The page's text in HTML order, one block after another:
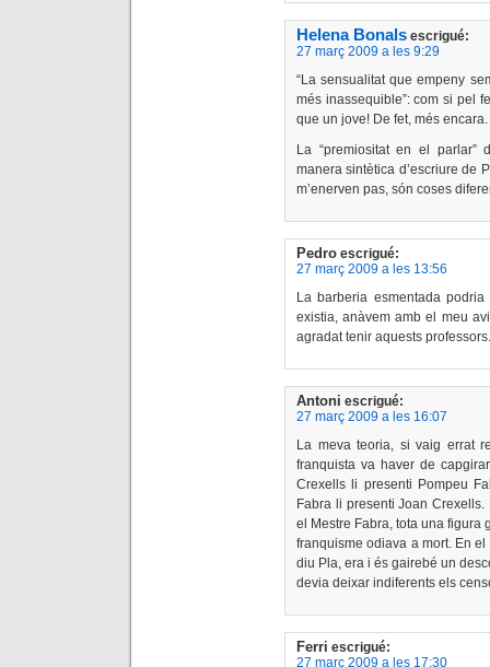
Helena Bonals escrigué:
27 març 2009 a les 9:29
“La sensualitat que empeny
més inassequible”: com si pel
que un jove! De fet, més encara.
La “premiositat en el parlar”
manera sintètica d’escriure de
m’enerven pas, són coses
Pedro escrigué:
27 març 2009 a les 13:56
La barberia esmentada
existia, anàvem amb el meu
agradat tenir aquests professors.
Antoni escrigué:
27 març 2009 a les 16:07
La meva teoria, si vaig errat
franquista va haver de
Crexells li presenti Pompeu
Fabra li presenti Joan
el Mestre Fabra, tota una
franquisme odiava a mort. En el
diu Pla, era i és gairebé un
devia deixar indiferents els
Ferri escrigué:
27 març 2009 a les 17:30